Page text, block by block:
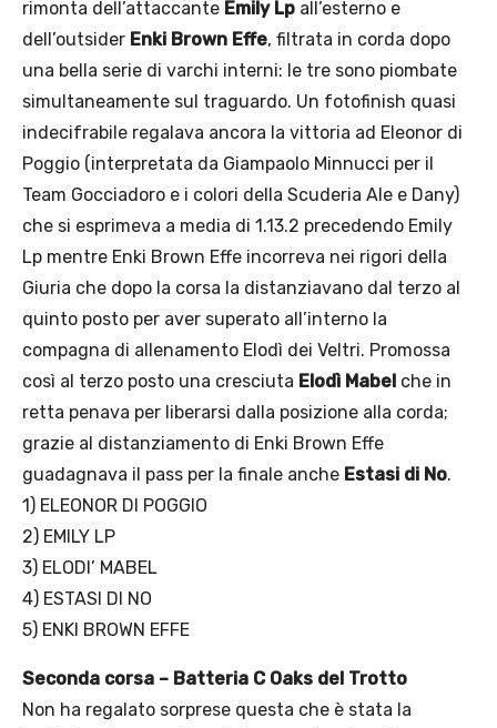
rimonta dell’attaccante Emily Lp all’esterno e
dell’outsider Enki Brown Effe, filtrata in corda dopo
una bella serie di varchi interni: le tre sono piombate
simultaneamente sul traguardo. Un fotofinish quasi
indecifrabile regalava ancora la vittoria ad Eleonor di
Poggio (interpretata da Giampaolo Minnucci per il
Team Gocciadoro e i colori della Scuderia Ale e Dany)
che si esprimeva a media di 1.13.2 precedendo Emily
Lp mentre Enki Brown Effe incorreva nei rigori della
Giuria che dopo la corsa la distanziavano dal terzo al
quinto posto per aver superato all’interno la
compagna di allenamento Elodì dei Veltri. Promossa
così al terzo posto una cresciuta Elodì Mabel che in
retta penava per liberarsi dalla posizione alla corda;
grazie al distanziamento di Enki Brown Effe
guadagnava il pass per la finale anche Estasi di No.
1) ELEONOR DI POGGIO
2) EMILY LP
3) ELODI’ MABEL
4) ESTASI DI NO
5) ENKI BROWN EFFE
Seconda corsa – Batteria C Oaks del Trotto
Non ha regalato sorprese questa che è stata la